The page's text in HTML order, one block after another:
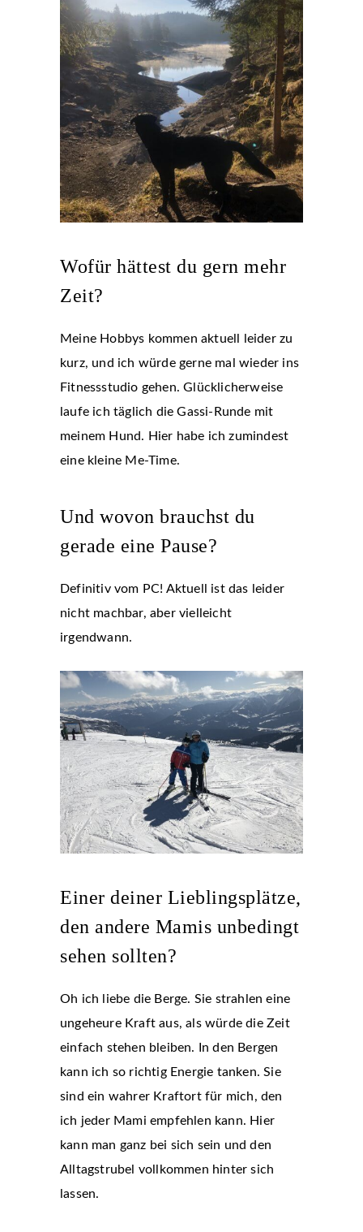
Wofür hättest du gern mehr
Zeit?
Meine Hobbys kommen aktuell leider zu
kurz, und ich würde gerne mal wieder ins
Fitnessstudio gehen. Glücklicherweise
laufe ich täglich die Gassi-Runde mit
meinem Hund. Hier habe ich zumindest
eine kleine Me-Time.
Und wovon brauchst du
gerade eine Pause?
Definitiv vom PC! Aktuell ist das leider
nicht machbar, aber vielleicht
irgendwann.
Einer deiner Lieblingsplätze,
den andere Mamis unbedingt
sehen sollten?
Oh ich liebe die Berge. Sie strahlen eine
ungeheure Kraft aus, als würde die Zeit
einfach stehen bleiben. In den Bergen
kann ich so richtig Energie tanken. Sie
sind ein wahrer Kraftort für mich, den
ich jeder Mami empfehlen kann. Hier
kann man ganz bei sich sein und den
Alltagstrubel vollkommen hinter sich
lassen.